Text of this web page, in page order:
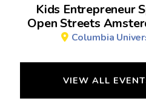
Kids Entrepreneur
Open Streets
Columbia
VIEW ALL